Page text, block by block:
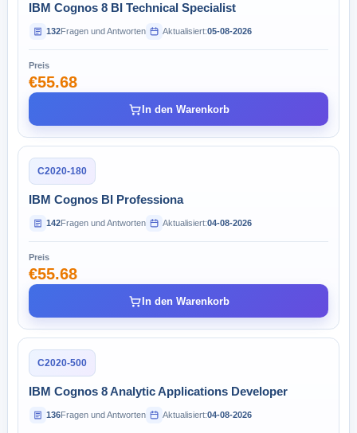
IBM Cognos 8 BI Technical Specialist
132Fragen und Antworten Aktualisiert:05-08-2026
Preis
€55.68
In den Warenkorb
C2020-180
IBM Cognos BI Professiona
142Fragen und Antworten Aktualisiert:04-08-2026
Preis
€55.68
In den Warenkorb
C2020-500
IBM Cognos 8 Analytic Applications Developer
136Fragen und Antworten Aktualisiert:04-08-2026